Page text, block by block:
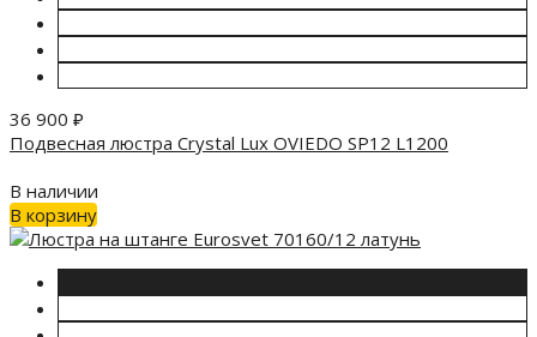
36 900 ₽
Подвесная люстра Crystal Lux OVIEDO SP12 L1200
В наличии
В корзину